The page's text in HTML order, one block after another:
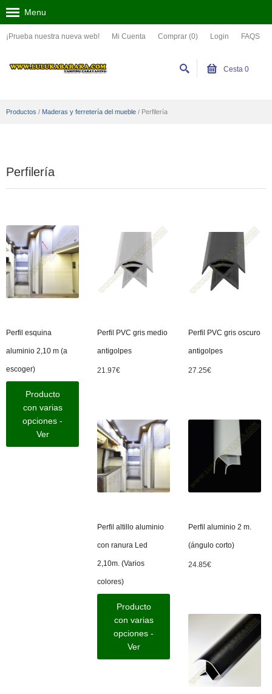
¡Prueba nuestra nueva web! Mi Cuenta Comprar (0) Login FAQS
Menu
Cesta 0
Productos / Maderas y ferretería del mueble / Perfilería
Perfilería
Perfil esquina
aluminio 2,10 m (a
escoger)
Producto
con varias
opciones -
Ver
Perfil PVC gris medio
antigolpes
21.97€
Perfil PVC gris oscuro
antigolpes
27.25€
Perfil altillo aluminio
con ranura Led
2,10m. (Varios
colores)
Producto
con varias
opciones -
Ver
Perfil aluminio 2 m.
(ángulo corto)
24.85€